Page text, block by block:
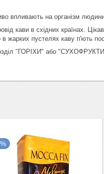
впливають на організм
кави в східних країнах.
жарких пустелях каву п'ють
"ГОРІХИ" або